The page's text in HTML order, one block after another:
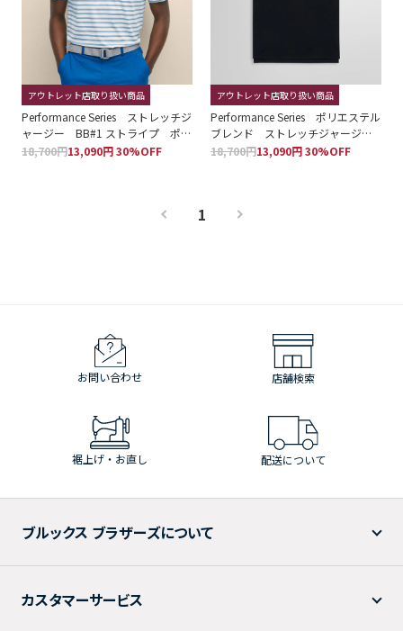
アウトレット店取り扱い商品
Performance Series ストレッチジ
ャージー BB#1 ストライプ ポロ
シャツ
18,700円13,090円 30%OFF
アウトレット店取り扱い商品
Performance Series ポリエステル
ブレンド ストレッチジャージ
ー ソリッド ジップアップ ポ
18,700円13,090円 30%OFF
1
お問い合わせ 店舗検索
裾上げ・お直し 配送について
ブルックス ブラザーズについて
カスタマーサービス